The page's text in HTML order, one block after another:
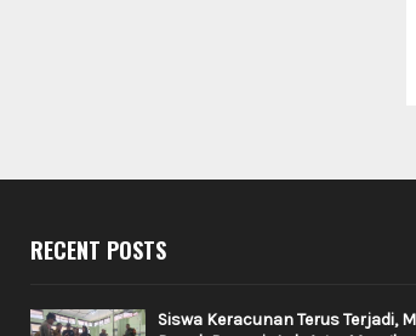
RECENT POSTS
Siswa Keracunan Terus Terjadi,